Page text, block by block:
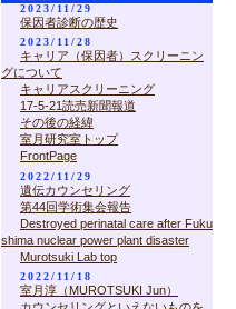
2023/11/29
保因者診断の歴史
2023/11/28
キャリア（保因者）スクリーニン
グについて
キャリアスクリーニング
17-5-21読売新聞報道
その後の経緯
室月研究室トップ
FrontPage
2022/11/29
遺伝カウンセリング
第44回学術集会報告
Destroyed perinatal care after Fuku
shima nuclear power plant disaster
Murotsuki Lab top
2022/11/18
室月淳（MUROTSUKI Jun）